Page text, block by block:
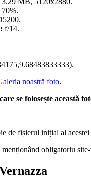
3.29 MB, 5120x2880.
f/14.
noastră foto.
se folosește această
de fișierul inițial al
obligatoriu